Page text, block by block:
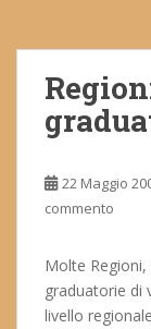
22 Maggio
commento
Molte
graduatorie di
livello